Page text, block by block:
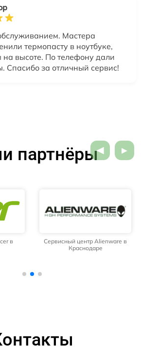
Мастера
термопасту в ноутбуке,
на высоте. По телефону дали
Спасибо за отличный сервис!
партнёры
в
Сервисный центр Alienware в
Краснодаре